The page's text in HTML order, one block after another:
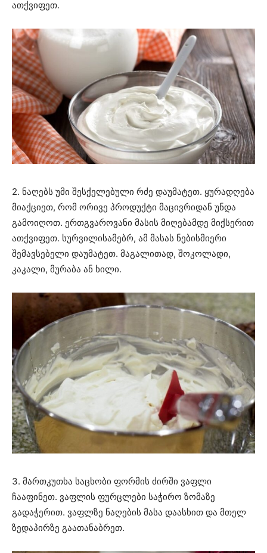
ათქვიფეთ.
2. ნაღებს უმი შესქელებული რძე დაუმატეთ. ყურადღება
მიაქციეთ, რომ ორივე პროდუქტი მაცივრიდან უნდა
გამოიღოთ. ერთგვაროვანი მასის მიღებამდე მიქსერით
ათქვიფეთ. სურვილისამებრ, ამ მასას ნებისმიერი
შემავსებელი დაუმატეთ. მაგალითად, შოკოლადი,
კაკალი, მურაბა ან ხილი.
3. მართკუთხა საცხობი ფორმის ძირში ვაფლი
ჩააფინეთ. ვაფლის ფურცლები საჭირო ზომაზე
გადაჭერით. ვაფლზე ნაღების მასა დაასხით და მთელ
ზედაპირზე გაათანაბრეთ.